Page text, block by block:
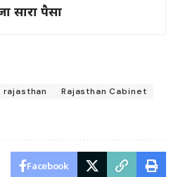
सारा पैसा
rajasthan
Rajasthan Cabinet
Facebook